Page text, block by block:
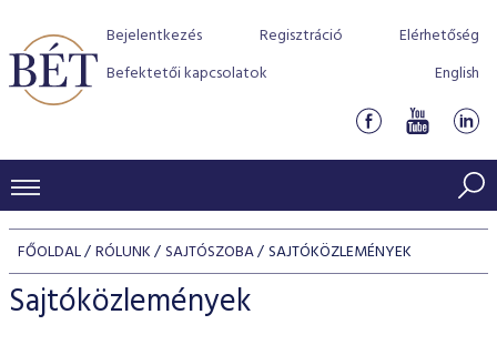
Bejelentkezés Regisztráció
Elérhetőség
Befektetői kapcsolatok
English
KERESKEDÉSI ADATOK
INDEXEK
BEFEKTETŐK
FŐOLDAL RÓLUNK SAJTÓSZOBA SAJTÓKÖZLEMÉNYEK
Sajtóközlemények